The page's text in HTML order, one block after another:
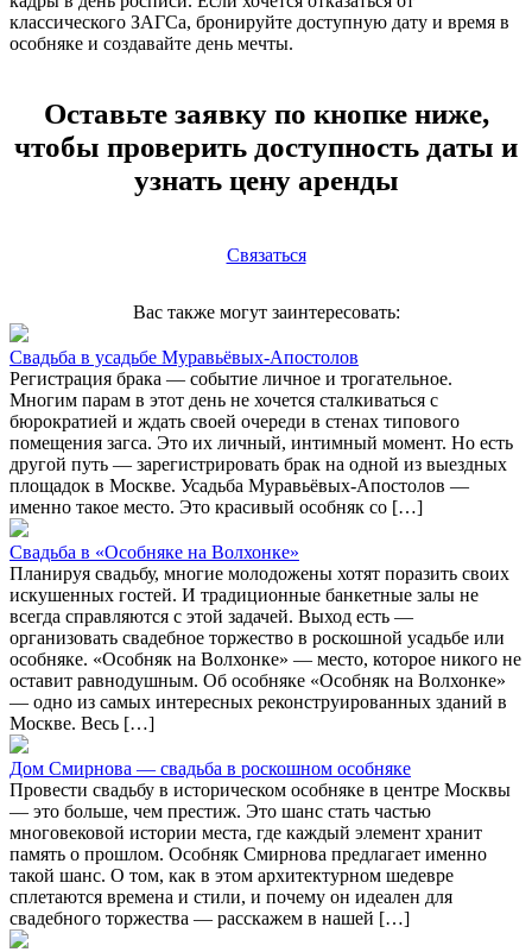
классического ЗАГСа, бронируйте доступную дату и время в
особняке и создавайте день мечты.
Оставьте заявку по кнопке ниже,
чтобы проверить доступность даты и
узнать цену аренды
Связаться
Вас также могут заинтересовать:
Свадьба в усадьбе Муравьёвых-Апостолов
Регистрация брака — событие личное и трогательное.
Многим парам в этот день не хочется сталкиваться с
бюрократией и ждать своей очереди в стенах типового
помещения загса. Это их личный, интимный момент. Но есть
другой путь — зарегистрировать брак на одной из выездных
площадок в Москве. Усадьба Муравьёвых-Апостолов —
именно такое место. Это красивый особняк со […]
Свадьба в «Особняке на Волхонке»
Планируя свадьбу, многие молодожены хотят поразить своих
искушенных гостей. И традиционные банкетные залы не
всегда справляются с этой задачей. Выход есть —
организовать свадебное торжество в роскошной усадьбе или
особняке. «Особняк на Волхонке» — место, которое никого не
оставит равнодушным. Об особняке «Особняк на Волхонке»
— одно из самых интересных реконструированных зданий в
Москве. Весь […]
Дом Смирнова — свадьба в роскошном особняке
Провести свадьбу в историческом особняке в центре Москвы
— это больше, чем престиж. Это шанс стать частью
многовековой истории места, где каждый элемент хранит
память о прошлом. Особняк Смирнова предлагает именно
такой шанс. О том, как в этом архитектурном шедевре
сплетаются времена и стили, и почему он идеален для
свадебного торжества — расскажем в нашей […]